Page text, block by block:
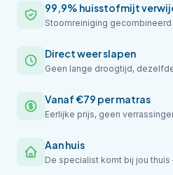
99,9% huisstofmijt
Stoomreiniging gecombineerd
Direct weer slapen
Geen lange droogtijd,
Vanaf €79 per matras
Eerlijke prijs, geen
Aan huis
De specialist komt bij jou